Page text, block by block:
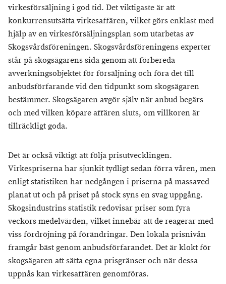
virkesförsäljning i god tid. Det viktigaste är att
konkurrensutsätta virkesaffären, vilket görs enklast med
hjälp av en virkesförsäljningsplan som utarbetas av
Skogsvårdsföreningen. Skogsvårdsföreningens experter
står på skogsägarens sida genom att förbereda
avverkningsobjektet för försäljning och föra det till
anbudsförfarande vid den tidpunkt som skogsägaren
bestämmer. Skogsägaren avgör själv när anbud begärs
och med vilken köpare affären sluts, om villkoren är
tillräckligt goda.
Det är också viktigt att följa prisutvecklingen.
Virkespriserna har sjunkit tydligt sedan förra våren, men
enligt statistiken har nedgången i priserna på massaved
planat ut och på priset på stock syns en svag uppgång.
Skogsindustrins statistik redovisar priser som fyra
veckors medelvärden, vilket innebär att de reagerar med
viss fördröjning på förändringar. Den lokala prisnivån
framgår bäst genom anbudsförfarandet. Det är klokt för
skogsägaren att sätta egna prisgränser och när dessa
uppnås kan virkesaffären genomföras.